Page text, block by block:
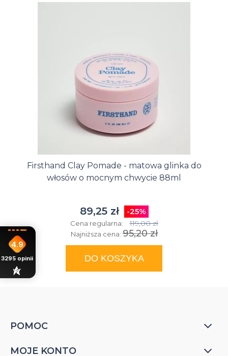
Firsthand Clay Pomade - matowa glinka do
włosów o mocnym chwycie 88ml
89,25 zł -25%
Cena regularna: 119,00 zł
Najniższa cena:95,20 zł
DO KOSZYKA
POMOC
MOJE KONTO
4.9
3295 opinii